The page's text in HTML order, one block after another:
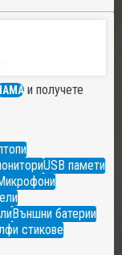
и получете
USB памети
Външни батерии
стикове